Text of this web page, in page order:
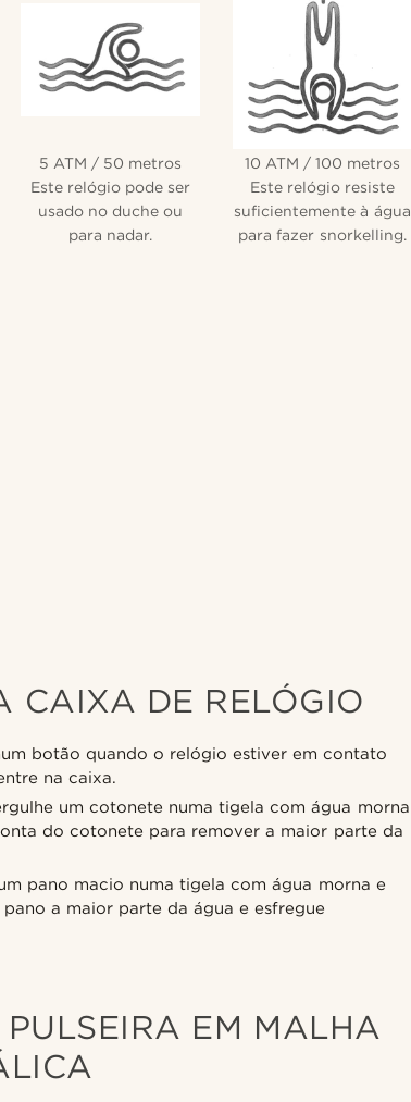
5 ATM / 50 metros
Este relógio pode ser
usado no duche ou
para nadar.
10 ATM / 100 metros
Este relógio resiste
suficientemente à água
para fazer snorkelling.
CAIXA DE RELÓGIO
botão quando o relógio estiver em contato
na caixa.
um cotonete numa tigela com água morna
do cotonete para remover a maior parte da
pano macio numa tigela com água morna e
a maior parte da água e esfregue
EM MALHA